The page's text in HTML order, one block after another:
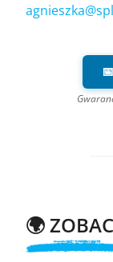
🌍